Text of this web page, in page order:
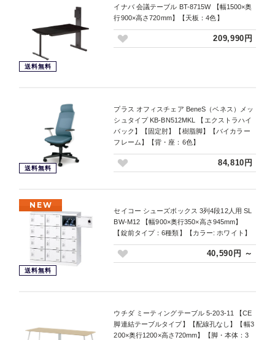
送料無料
イナバ 会議テーブル BT-8715W 【幅1500×奥
行900×高さ720mm】【天板：4色】
209,990円
送料無料
プラス オフィスチェア BeneS（ベネス）メッ
シュタイプ KB-BN512MKL 【エクストラハイ
バック】【固定肘】【樹脂脚】【バイカラー
フレーム】【背・座：6色】
84,810円
NEW
送料無料
セイコー シューズボックス 3列4段12人用 SL
BW-M12 【幅900×奥行350×高さ945mm】
【錠前タイプ：6種類】【カラー: ホワイト】
40,590円 ～
ウチダ ミーティングテーブル 5-203-11 【CE
脚連結テーブルタイプ】【配線孔なし】【幅3
200×奥行1200×高さ720mm】【脚・本体：3